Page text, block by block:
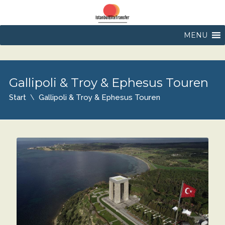
MENU
Gallipoli & Troy & Ephesus Touren
Start Gallipoli & Troy & Ephesus Touren